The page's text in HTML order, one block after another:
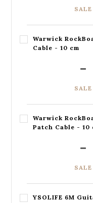
Warwick
Cable - 10 cm
Warwick
Patch Cable - 10
YSOLIFE 6M